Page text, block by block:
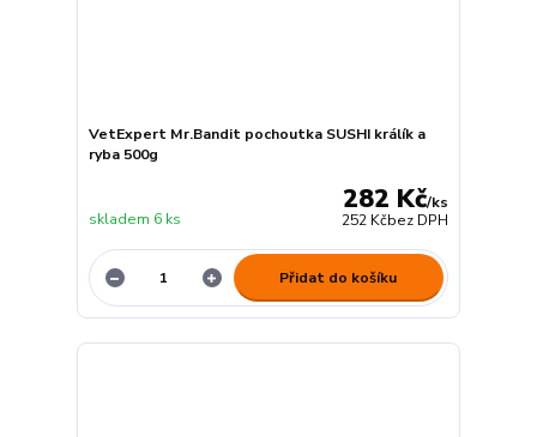
VetExpert Mr.Bandit pochoutka SUSHI králík a
ryba 500g
282 Kč/ks
252 Kčbez DPH
skladem 6 ks
Přidat do košíku